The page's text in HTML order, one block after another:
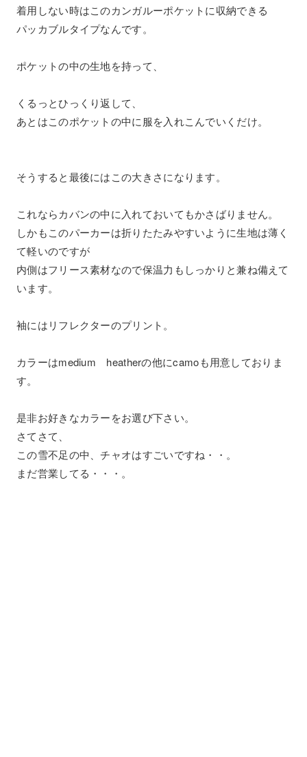
着用しない時はこのカンガルーポケットに収納できる
パッカブルタイプなんです。
ポケットの中の生地を持って、
くるっとひっくり返して、
あとはこのポケットの中に服を入れこんでいくだけ。
そうすると最後にはこの大きさになります。
これならカバンの中に入れておいてもかさばりません。
しかもこのパーカーは折りたたみやすいように生地は薄く
て軽いのですが
内側はフリース素材なので保温力もしっかりと兼ね備えて
います。
袖にはリフレクターのプリント。
カラーはmedium heatherの他にcamoも用意しておりま
す。
是非お好きなカラーをお選び下さい。
さてさて、
この雪不足の中、チャオはすごいですね・・。
まだ営業してる・・・。